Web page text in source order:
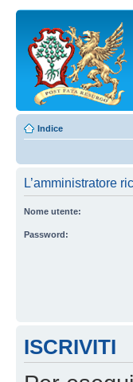
Indice
L’amministratore
Nome utente:
Password:
ISCRIVITI